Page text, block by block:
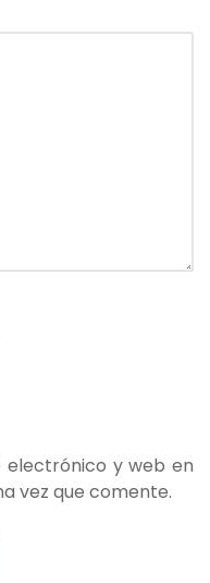
y web en
vez que comente.